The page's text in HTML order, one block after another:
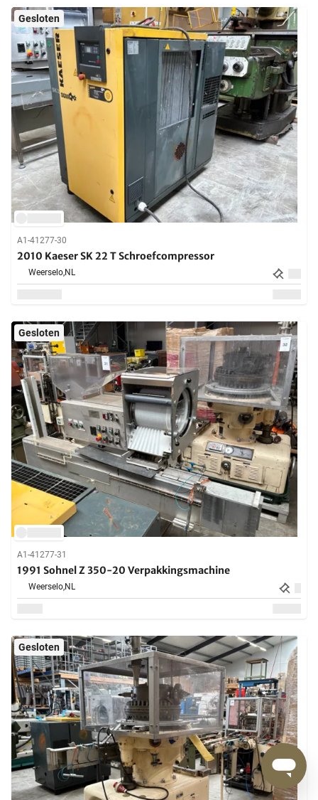
Gesloten
A1-41277-30
2010 Kaeser SK 22 T Schroefcompressor
Weerselo,NL
Gesloten
A1-41277-31
1991 Sohnel Z 350-20 Verpakkingsmachine
Weerselo,NL
Gesloten